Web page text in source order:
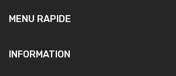
MENU RAPIDE
INFORMATION